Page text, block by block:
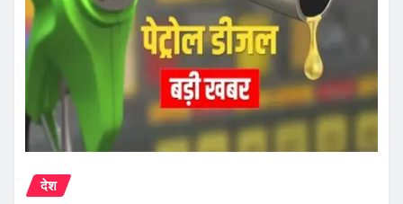
देश